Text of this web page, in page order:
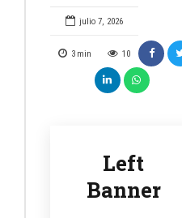
julio 7, 2026
3 min 10
Left
Banner